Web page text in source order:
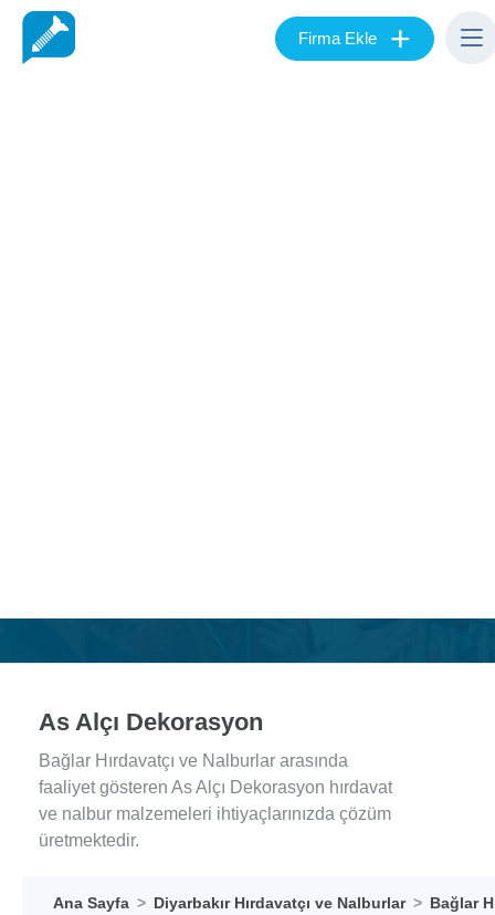
Firma Ekle +
As Alçı Dekorasyon
Bağlar Hırdavatçı ve Nalburlar arasında
faaliyet gösteren As Alçı Dekorasyon hırdavat
ve nalbur malzemeleri ihtiyaçlarınızda çözüm
üretmektedir.
Ana Sayfa Diyarbakır Hırdavatçı ve Nalburlar Bağlar